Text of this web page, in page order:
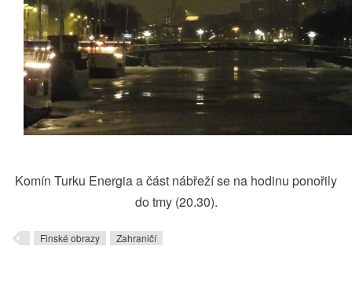
Komín Turku Energia a část nábřeží se na hodinu ponořily
do tmy (20.30).
Finské obrazy Zahraničí